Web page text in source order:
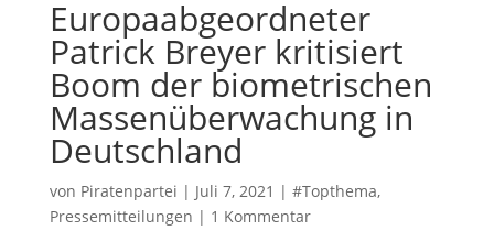
Europaabgeordneter
Patrick Breyer kritisiert
Boom der biometrischen
Massenüberwachung in
Deutschland
von Piratenpartei | Juli 7, 2021 | #Topthema,
Pressemitteilungen | 1 Kommentar